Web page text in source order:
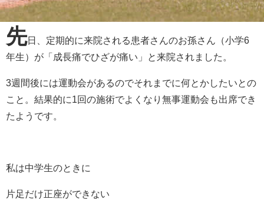
先日、定期的に来院される患者さんのお孫さん（小学6
年生）が「成長痛でひざが痛い」と来院されました。
3週間後には運動会があるのでそれまでに何とかしたいとの
こと。結果的に1回の施術でよくなり無事運動会も出席でき
たようです。
私は中学生のときに
片足だけ正座ができない